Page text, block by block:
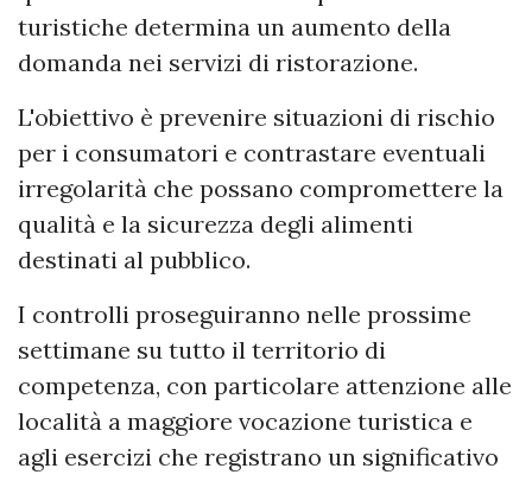
turistiche determina un aumento della
domanda nei servizi di ristorazione.
L'obiettivo è prevenire situazioni di rischio
per i consumatori e contrastare eventuali
irregolarità che possano compromettere la
qualità e la sicurezza degli alimenti
destinati al pubblico.
I controlli proseguiranno nelle prossime
settimane su tutto il territorio di
competenza, con particolare attenzione alle
località a maggiore vocazione turistica e
agli esercizi che registrano un significativo